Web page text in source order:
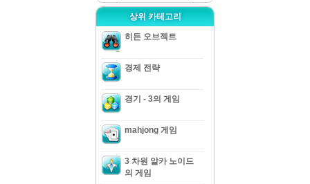
상위 카테고리
히든 오브젝트
경제 전략
경기 - 3의 게임
mahjong 게임
3 차원 알카 노이드
의 게임